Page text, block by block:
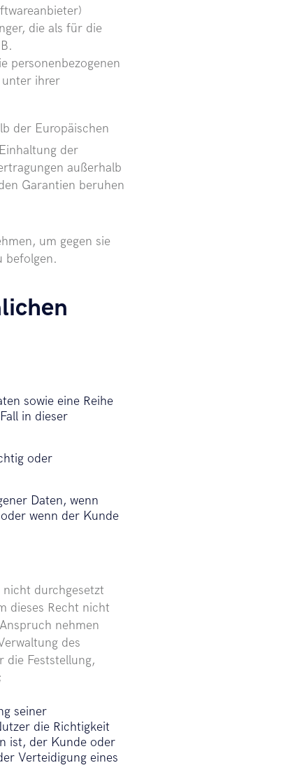
die als für die
personenbezogenen
unter ihrer
der Europäischen
der
außerhalb
Garantien beruhen
um gegen sie
befolgen.
sowie eine Reihe
in dieser
oder
Daten, wenn
wenn der Kunde
nicht durchgesetzt
dieses Recht nicht
nehmen
des
die Feststellung,
seiner
die Richtigkeit
ist, der Kunde oder
Verteidigung eines